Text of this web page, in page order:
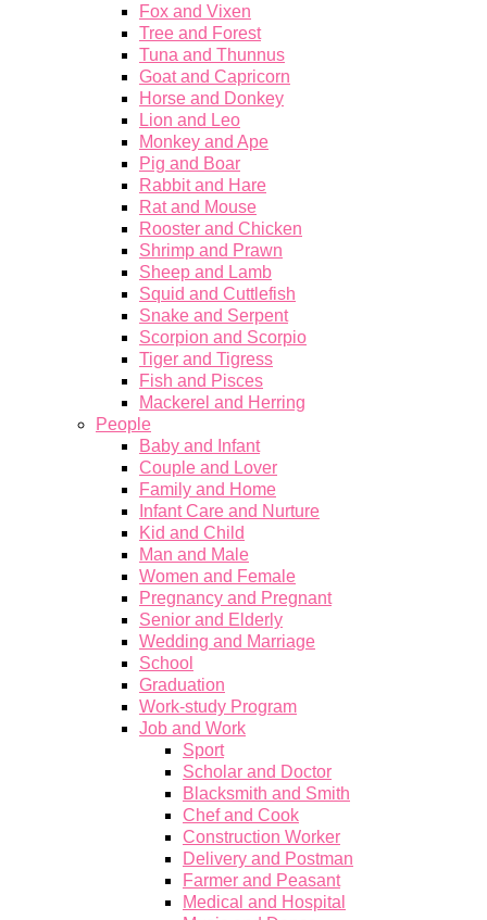
Fox and Vixen
Tree and Forest
Tuna and Thunnus
Goat and Capricorn
Horse and Donkey
Lion and Leo
Monkey and Ape
Pig and Boar
Rabbit and Hare
Rat and Mouse
Rooster and Chicken
Shrimp and Prawn
Sheep and Lamb
Squid and Cuttlefish
Snake and Serpent
Scorpion and Scorpio
Tiger and Tigress
Fish and Pisces
Mackerel and Herring
People
Baby and Infant
Couple and Lover
Family and Home
Infant Care and Nurture
Kid and Child
Man and Male
Women and Female
Pregnancy and Pregnant
Senior and Elderly
Wedding and Marriage
School
Graduation
Work-study Program
Job and Work
Sport
Scholar and Doctor
Blacksmith and Smith
Chef and Cook
Construction Worker
Delivery and Postman
Farmer and Peasant
Medical and Hospital